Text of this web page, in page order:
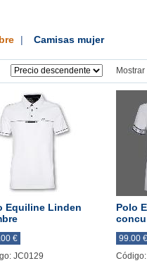
| Camisas mujer
Equiline Linden
€
JC0129
Polo
99.00 €